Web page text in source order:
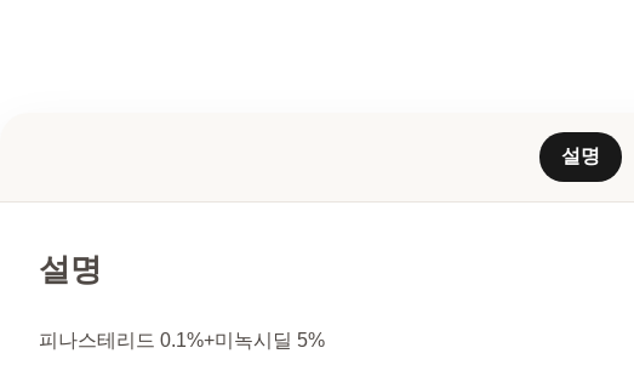
설명
설명
피나스테리드 0.1%+미녹시딜 5%